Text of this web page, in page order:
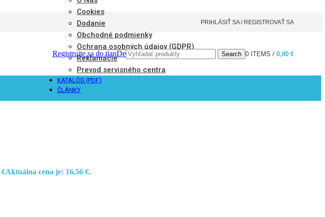
Cookies
Dodanie
Obchodné podmienky
Ochrana osobných údajov (GDPR)
Reklamácie
Prevod servisného centra
KATALÓG (PDF)
ČLÁNKY
PRIHLÁSIŤ SA / REGISTROVAŤ SA
Registrujte sa do tianDe Search 0 ITEMS / 0,00 €
€Aktuálna cena je: 16,56 €.